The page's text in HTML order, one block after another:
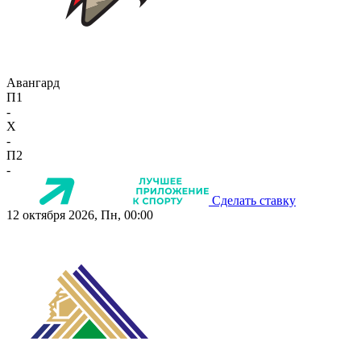
Авангард
П1
-
X
-
П2
-
Сделать ставку
12 октября 2026, Пн, 00:00